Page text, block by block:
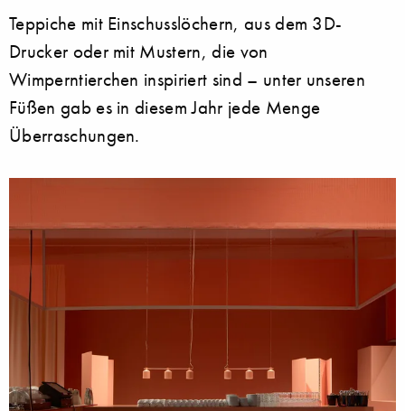
Teppiche mit Einschusslöchern, aus dem 3D-
Drucker oder mit Mustern, die von
Wimperntierchen inspiriert sind – unter unseren
Füßen gab es in diesem Jahr jede Menge
Überraschungen.